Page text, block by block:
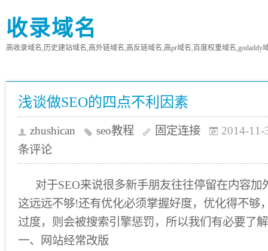
收录域名
高收录域名,历史建站域名,高外链域名,高反链域名,高pr域名,百度权重域名,godaddy
浅谈做SEO的四点不利因素
zhushican seo教程 固定连接
2014-11-
条评论
对于SEO来说很多新手朋友往往停留在内容加
这远远不够!还有优化必须掌握好度，优化得不够
过度，则会被搜索引擎惩罚，所以我们有必要了
一、网站经常改版